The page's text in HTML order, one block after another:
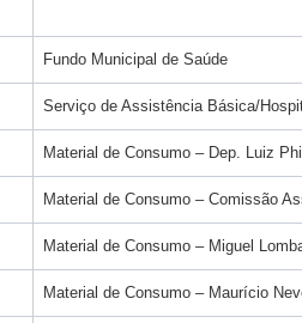
Fundo Municipal de Saúde
Serviço de Assistência Básica/
Material de Consumo – Dep. Luiz
Material de Consumo – Comissão
Material de Consumo – Miguel
Material de Consumo – Maurício